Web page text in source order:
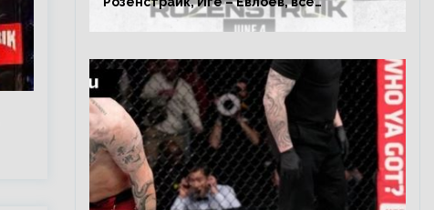
результаты турнира ЮФС ФН 207